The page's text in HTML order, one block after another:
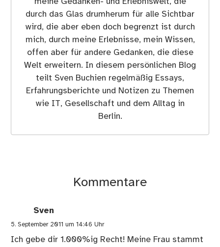
durch das Glas drumherum für alle Sichtbar
wird, die aber eben doch begrenzt ist durch
mich, durch meine Erlebnisse, mein Wissen,
offen aber für andere Gedanken, die diese
Welt erweitern. In diesem persönlichen Blog
teilt Sven Buchien regelmäßig Essays,
Erfahrungsberichte und Notizen zu Themen
wie IT, Gesellschaft und dem Alltag in
Berlin.
Kommentare
Sven
5. September 2011 um 14:46 Uhr
Ich gebe dir 1.000%ig Recht! Meine Frau stammt